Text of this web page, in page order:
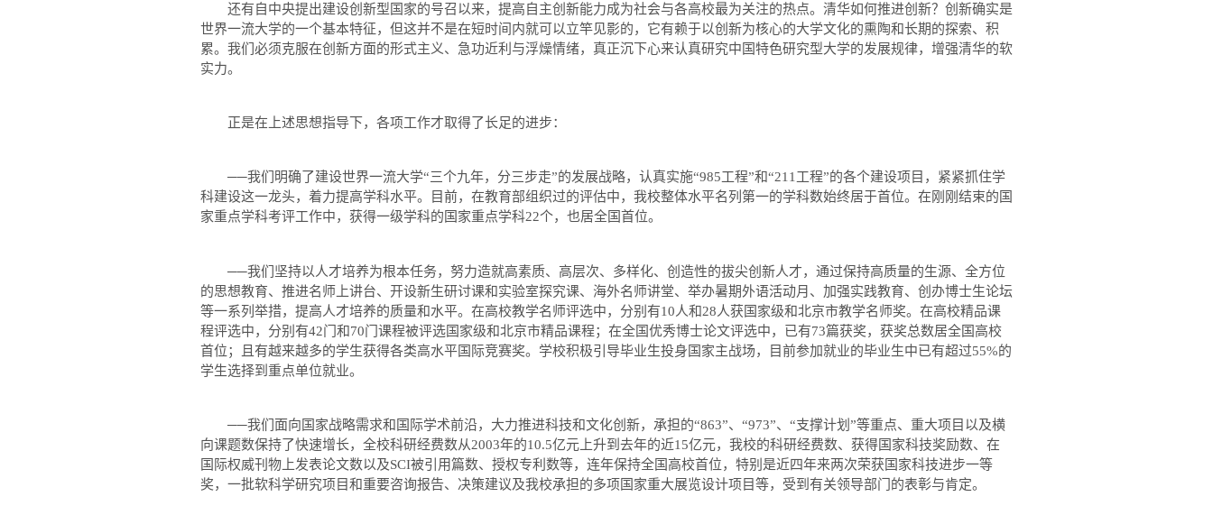
还有自中央提出建设创新型国家的号召以来，提高自主创新能力成为社会与各高校最为关注的热点。清华如何推进创新？创新确实是
世界一流大学的一个基本特征，但这并不是在短时间内就可以立竿见影的，它有赖于以创新为核心的大学文化的熏陶和长期的探索、积
累。我们必须克服在创新方面的形式主义、急功近利与浮燥情绪，真正沉下心来认真研究中国特色研究型大学的发展规律，增强清华的软
实力。
正是在上述思想指导下，各项工作才取得了长足的进步：
──我们明确了建设世界一流大学“三个九年，分三步走”的发展战略，认真实施“985工程”和“211工程”的各个建设项目，紧紧抓住学
科建设这一龙头，着力提高学科水平。目前，在教育部组织过的评估中，我校整体水平名列第一的学科数始终居于首位。在刚刚结束的国
家重点学科考评工作中，获得一级学科的国家重点学科22个，也居全国首位。
──我们坚持以人才培养为根本任务，努力造就高素质、高层次、多样化、创造性的拔尖创新人才，通过保持高质量的生源、全方位
的思想教育、推进名师上讲台、开设新生研讨课和实验室探究课、海外名师讲堂、举办暑期外语活动月、加强实践教育、创办博士生论坛
等一系列举措，提高人才培养的质量和水平。在高校教学名师评选中，分别有10人和28人获国家级和北京市教学名师奖。在高校精品课
程评选中，分别有42门和70门课程被评选国家级和北京市精品课程；在全国优秀博士论文评选中，已有73篇获奖，获奖总数居全国高校
首位；且有越来越多的学生获得各类高水平国际竞赛奖。学校积极引导毕业生投身国家主战场，目前参加就业的毕业生中已有超过55%的
学生选择到重点单位就业。
──我们面向国家战略需求和国际学术前沿，大力推进科技和文化创新，承担的“863”、 “973”、 “支撑计划 ”等重点、重大项目以及横
向课题数保持了快速增长，全校科研经费数从2003年的10.5亿元上升到去年的近15亿元，我校的科研经费数、获得国家科技奖励数、在
国际权威刊物上发表论文数以及SCI被引用篇数、授权专利数等，连年保持全国高校首位，特别是近四年来两次荣获国家科技进步一等
奖，一批软科学研究项目和重要咨询报告、决策建议及我校承担的多项国家重大展览设计项目等，受到有关领导部门的表彰与肯定。